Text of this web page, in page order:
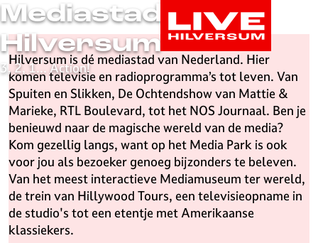
a
n
a
r
d
e
h
o
m
e
Mediastad
Hilversum
3, 2, 1... Action!
Hilversum is dé mediastad van Nederland. Hier
komen televisie en radioprogramma’s tot leven. Van
Spuiten en Slikken, De Ochtendshow van Mattie &
Marieke, RTL Boulevard, tot het NOS Journaal. Ben je
benieuwd naar de magische wereld van de media?
Kom gezellig langs, want op het Media Park is ook
voor jou als bezoeker genoeg bijzonders te beleven.
Van het meest interactieve Mediamuseum ter wereld,
de trein van Hillywood Tours, een televisieopname in
de studio's tot een etentje met Amerikaanse
klassiekers.